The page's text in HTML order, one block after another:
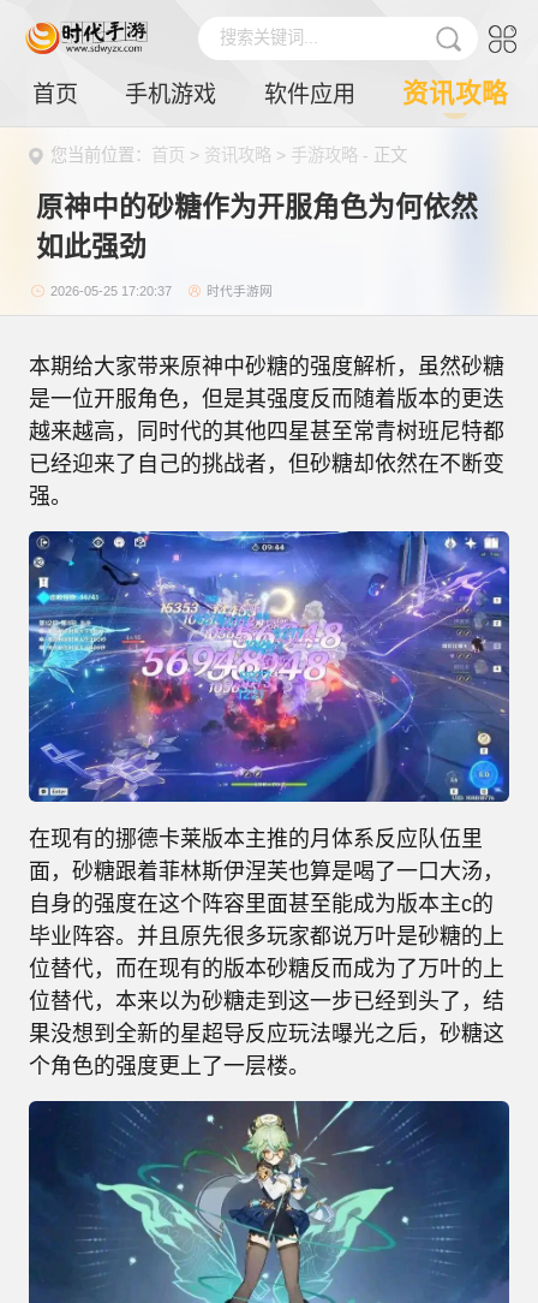
搜索关键词...
首页 手机游戏 软件应用 资讯攻略
您当前位置： 首页 > 资讯攻略 > 手游攻略 - 正文
原神中的砂糖作为开服角色为何依然
如此强劲
2026-05-25 17:20:37 时代手游网
本期给大家带来原神中砂糖的强度解析，虽然砂糖
是一位开服角色，但是其强度反而随着版本的更迭
越来越高，同时代的其他四星甚至常青树班尼特都
已经迎来了自己的挑战者，但砂糖却依然在不断变
强。
在现有的挪德卡莱版本主推的月体系反应队伍里
面，砂糖跟着菲林斯伊涅芙也算是喝了一口大汤，
自身的强度在这个阵容里面甚至能成为版本主c的
毕业阵容。并且原先很多玩家都说万叶是砂糖的上
位替代，而在现有的版本砂糖反而成为了万叶的上
位替代，本来以为砂糖走到这一步已经到头了，结
果没想到全新的星超导反应玩法曝光之后，砂糖这
个角色的强度更上了一层楼。